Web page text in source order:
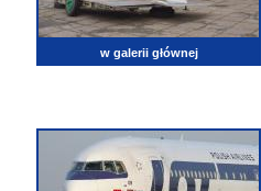
w galerii głównej